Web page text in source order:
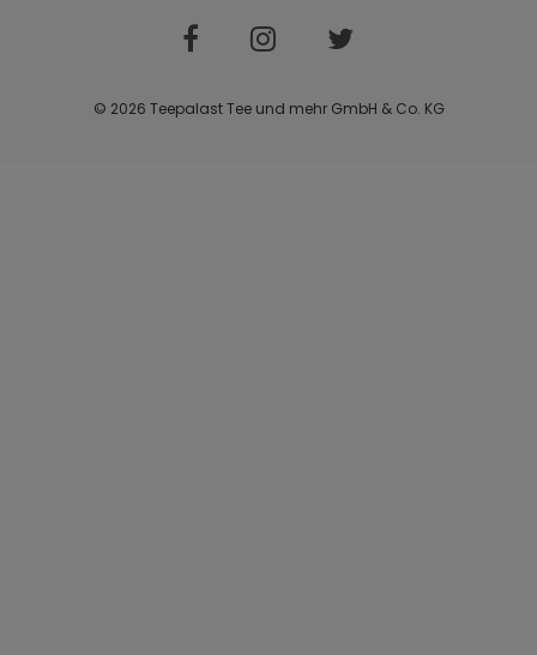
© 2026 Teepalast Tee und mehr GmbH & Co. KG